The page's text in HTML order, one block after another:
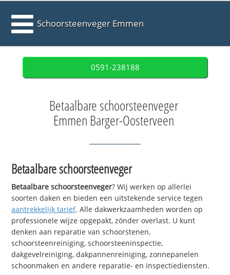
Schoorsteenveger Emmen
0591-238188
Betaalbare schoorsteenveger
Emmen Barger-Oosterveen
Betaalbare schoorsteenveger
Betaalbare schoorsteenveger? Wij werken op allerlei
soorten daken en bieden een uitstekende service tegen
aantrekkelijk tarief. Alle dakwerkzaamheden worden op
professionele wijze opgepakt, zónder overlast. U kunt
denken aan reparatie van schoorstenen,
schoorsteenreiniging, schoorsteeninspectie,
dakgevelreiniging, dakpannenreiniging, zonnepanelen
schoonmaken en andere reparatie- en inspectiediensten.